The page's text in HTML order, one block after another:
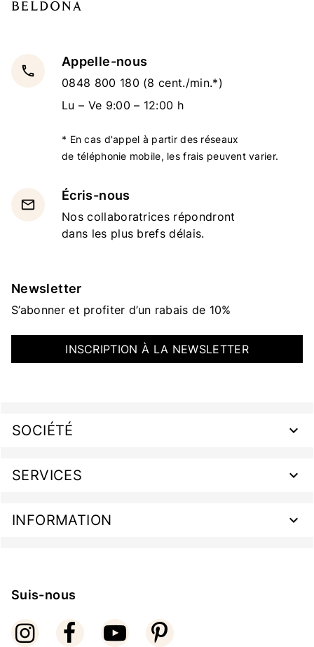
local_phone
Appelle-nous
0848 800 180 (8 cent./min.*)
Lu – Ve 9:00 – 12:00 h
* En cas d'appel à partir des réseaux
de téléphonie mobile, les frais peuvent varier.
email
Écris-nous
Nos collaboratrices répondront
dans les plus brefs délais.
Newsletter
S’abonner et profiter d’un rabais de 10%
INSCRIPTION À LA NEWSLETTER
SOCIÉTÉ
SERVICES
INFORMATION
Suis-nous